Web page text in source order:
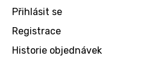
Přihlásit se
Registrace
Historie objednávek